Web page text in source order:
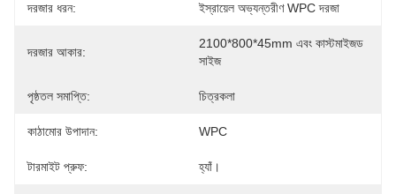
দরজার ধরন: ইস্রায়েল অভ্যন্তরীণ WPC দরজা
দরজার আকার:
2100*800*45mm এবং কাস্টমাইজড
সাইজ
পৃষ্ঠতল সমাপ্তি: চিত্রকলা
কাঠামোর উপাদান: WPC
টারমাইট প্রুফ: হ্যাঁ।